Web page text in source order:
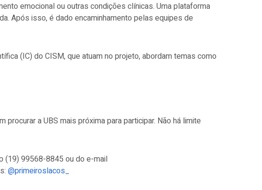
emocional ou outras condições clínicas. Uma plataforma
Após isso, é dado encaminhamento pelas equipes de
(IC) do CISM, que atuam no projeto, abordam temas como
a UBS mais próxima para participar. Não há limite
(19) 99568-8845 ou do e-mail
@primeiroslacos_